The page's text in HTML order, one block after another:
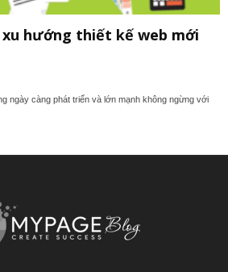
xu hướng thiết kế web mới
ngày càng phát triển và lớn mạnh không ngừng với